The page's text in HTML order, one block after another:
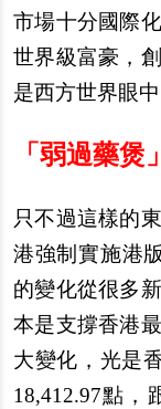
市場十分國際
世界級富豪，
是西方世界眼
「弱過藥
只不過這樣的
港強制實施港
的變化從很多
本是支撐香港
大變化，光是
18,412.97點，